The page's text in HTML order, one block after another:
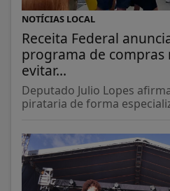
NOTÍCIAS LOCAL
Receita Federal
programa de
evitar...
Deputado Julio Lopes
pirataria de forma